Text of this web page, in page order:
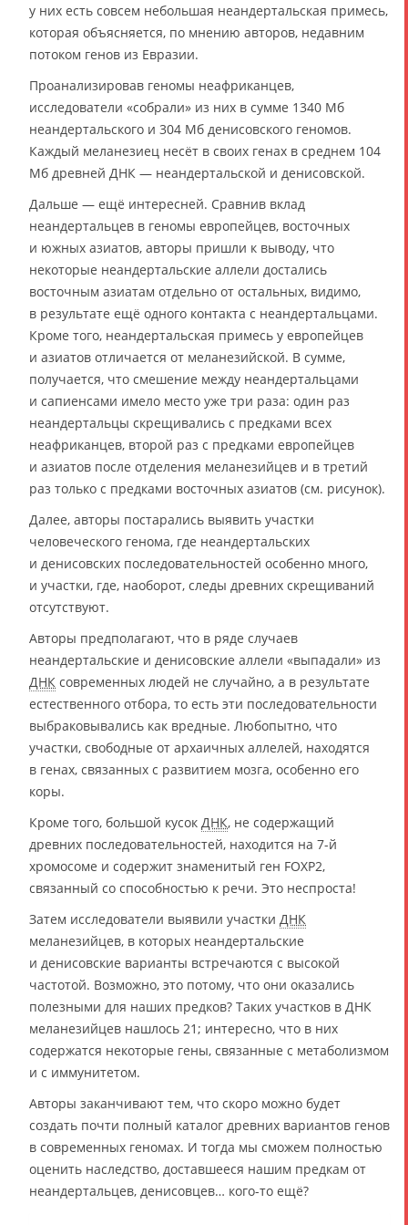
у них есть совсем небольшая неандертальская примесь,
которая объясняется, по мнению авторов, недавним
потоком генов из Евразии.
Проанализировав геномы неафриканцев,
исследователи «собрали» из них в сумме 1340 Мб
неандертальского и 304 Мб денисовского геномов.
Каждый меланезиец несёт в своих генах в среднем 104
Мб древней ДНК — неандертальской и денисовской.
Дальше — ещё интересней. Сравнив вклад
неандертальцев в геномы европейцев, восточных
и южных азиатов, авторы пришли к выводу, что
некоторые неандертальские аллели достались
восточным азиатам отдельно от остальных, видимо,
в результате ещё одного контакта с неандертальцами.
Кроме того, неандертальская примесь у европейцев
и азиатов отличается от меланезийской. В сумме,
получается, что смешение между неандертальцами
и сапиенсами имело место уже три раза: один раз
неандертальцы скрещивались с предками всех
неафриканцев, второй раз с предками европейцев
и азиатов после отделения меланезийцев и в третий
раз только с предками восточных азиатов (см. рисунок).
Далее, авторы постарались выявить участки
человеческого генома, где неандертальских
и денисовских последовательностей особенно много,
и участки, где, наоборот, следы древних скрещиваний
отсутствуют.
Авторы предполагают, что в ряде случаев
неандертальские и денисовские аллели «выпадали» из
ДНК современных людей не случайно, а в результате
естественного отбора, то есть эти последовательности
выбраковывались как вредные. Любопытно, что
участки, свободные от архаичных аллелей, находятся
в генах, связанных с развитием мозга, особенно его
коры.
Кроме того, большой кусок ДНК, не содержащий
древних последовательностей, находится на 7-й
хромосоме и содержит знаменитый ген FOXP2,
связанный со способностью к речи. Это неспроста!
Затем исследователи выявили участки ДНК
меланезийцев, в которых неандертальские
и денисовские варианты встречаются с высокой
частотой. Возможно, это потому, что они оказались
полезными для наших предков? Таких участков в ДНК
меланезийцев нашлось 21; интересно, что в них
содержатся некоторые гены, связанные с метаболизмом
и с иммунитетом.
Авторы заканчивают тем, что скоро можно будет
создать почти полный каталог древних вариантов генов
в современных геномах. И тогда мы сможем полностью
оценить наследство, доставшееся нашим предкам от
неандертальцев, денисовцев… кого-то ещё?